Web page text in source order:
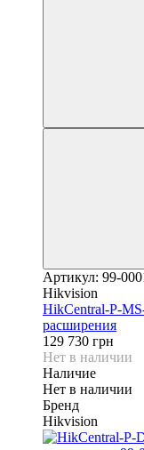
Артикул: 99-
Hikvision
HikCentral-P-
расширения
129 730 грн
Нет в наличии
Наличие
Нет в наличии
Бренд
Hikvision